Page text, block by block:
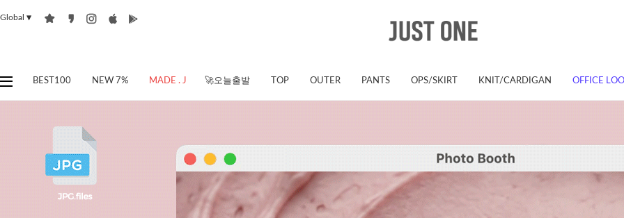
Global ▼
BEST100 NEW 7% MADE . J 🚀오늘출발 TOP OUTER PANTS OPS/SKIRT KNIT/CARDIGAN OFFICE